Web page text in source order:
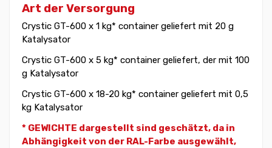
Art der Versorgung
Crystic GT-600 x 1 kg* container geliefert mit 20 g
Katalysator
Crystic GT-600 x 5 kg* container geliefert, der mit 100
g Katalysator
Crystic GT-600 x 18-20 kg* container geliefert mit 0,5
kg Katalysator
* GEWICHTE dargestellt sind geschätzt, da in
Abhängigkeit von der RAL-Farbe ausgewählt,